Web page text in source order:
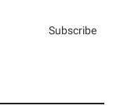
Subscribe